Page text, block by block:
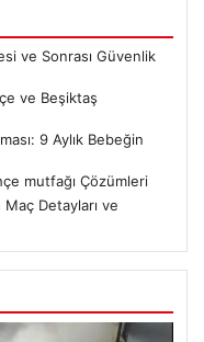
ve Sonrası Güvenlik
ve Beşiktaş
9 Aylık Bebeğin
mutfağı Çözümleri
Detayları ve